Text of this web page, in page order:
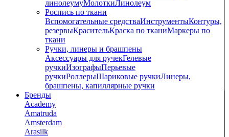
линолеумуМолоткиЛинолеум
Роспись по ткани
Вспомогательные средстваИнструментыКонтуры,
резервыКрасительКраска по тканиМаркеры по
ткани
Ручки, линеры и брашпены
Аксессуары для ручекГелевые
ручкиИзографыПерьевые
ручкиРоллерыШариковые ручкиЛинеры,
брашпены, капиллярные ручки
Бренды
Academy
Amatruda
Amsterdam
Arasilk